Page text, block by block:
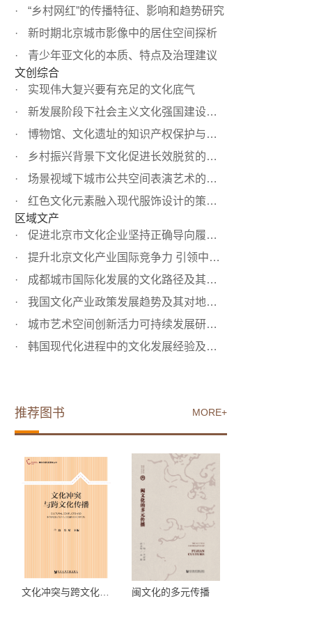
“乡村网红”的传播特征、影响和趋势研究
新时期北京城市影像中的居住空间探析
青少年亚文化的本质、特点及治理建议
文创综合
实现伟大复兴要有充足的文化底气
新发展阶段下社会主义文化强国建设探析
博物馆、文化遗址的知识产权保护与运营之探讨
乡村振兴背景下文化促进长效脱贫的机制创新
场景视域下城市公共空间表演艺术的社会监管研究
红色文化元素融入现代服饰设计的策略探析
区域文产
促进北京市文化企业坚持正确导向履行社会责任的对策研究
提升北京文化产业国际竞争力 引领中国文化“走出去”
成都城市国际化发展的文化路径及其启示
我国文化产业政策发展趋势及其对地方政府的影响——以青岛...
城市艺术空间创新活力可持续发展研究——基于798艺术区案例...
韩国现代化进程中的文化发展经验及对我国的启示
MORE+
推荐图书
闽文化的多元传播